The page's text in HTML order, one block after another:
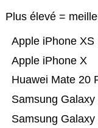
Plus élevé =
Samsung Galaxy
Samsung Galaxy
Huawei Mate 20
Apple iPhone X
Apple iPhone XS